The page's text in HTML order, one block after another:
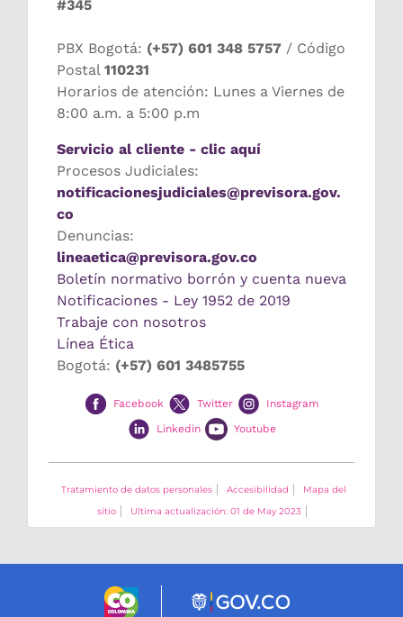
#345
PBX Bogotá: (+57) 601 348 5757 / Código
Postal 110231
Horarios de atención: Lunes a Viernes de
8:00 a.m. a 5:00 p.m
Servicio al cliente - clic aquí
Procesos Judiciales:
notificacionesjudiciales@previsora.gov.
co
Denuncias:
lineaetica@previsora.gov.co
Boletín normativo borrón y cuenta nueva
Notificaciones - Ley 1952 de 2019
Trabaje con nosotros
Línea Ética
Bogotá: (+57) 601 3485755
Facebook Twitter
Instagram
Linkedin
Youtube
Tratamiento de datos personales Accesibilidad
Mapa del
sitio
Ultima actualización: 01 de May 2023
Logo marca Colombia